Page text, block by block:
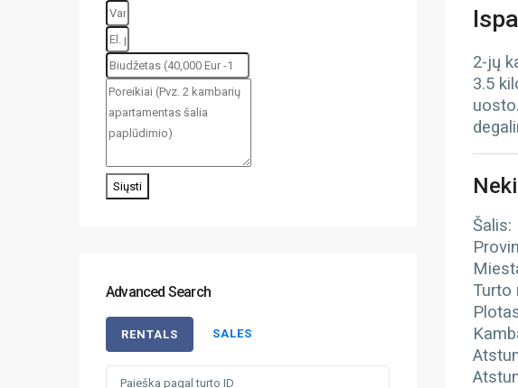
2-jų
3.5
Šalis:
Turto
Siųsti
Advanced Search
RENTALS SALES